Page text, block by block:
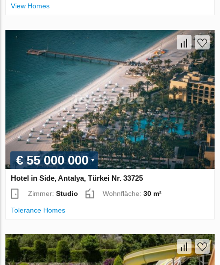
View Homes
€ 55 000 000
Hotel in Side, Antalya, Türkei Nr. 33725
Zimmer:Studio Wohnfläche:30 m²
Tolerance Homes